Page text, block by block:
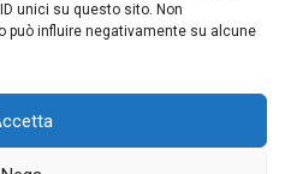
unici su questo sito. Non
può influire negativamente su alcune
Agata 97018 Scicli RG -
| PI